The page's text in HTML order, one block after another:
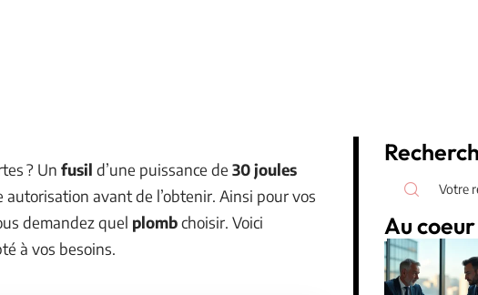
? Un fusil d’une puissance de 30 joules
avant de l’obtenir. Ainsi pour vos
demandez quel plombchoisir. Voici
à vos besoins.
Au